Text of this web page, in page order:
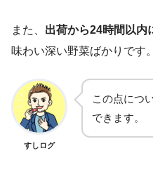
また、 出荷から24時間以内
味わい深い野菜ばかりです。
すしログ
この点につ
できます。